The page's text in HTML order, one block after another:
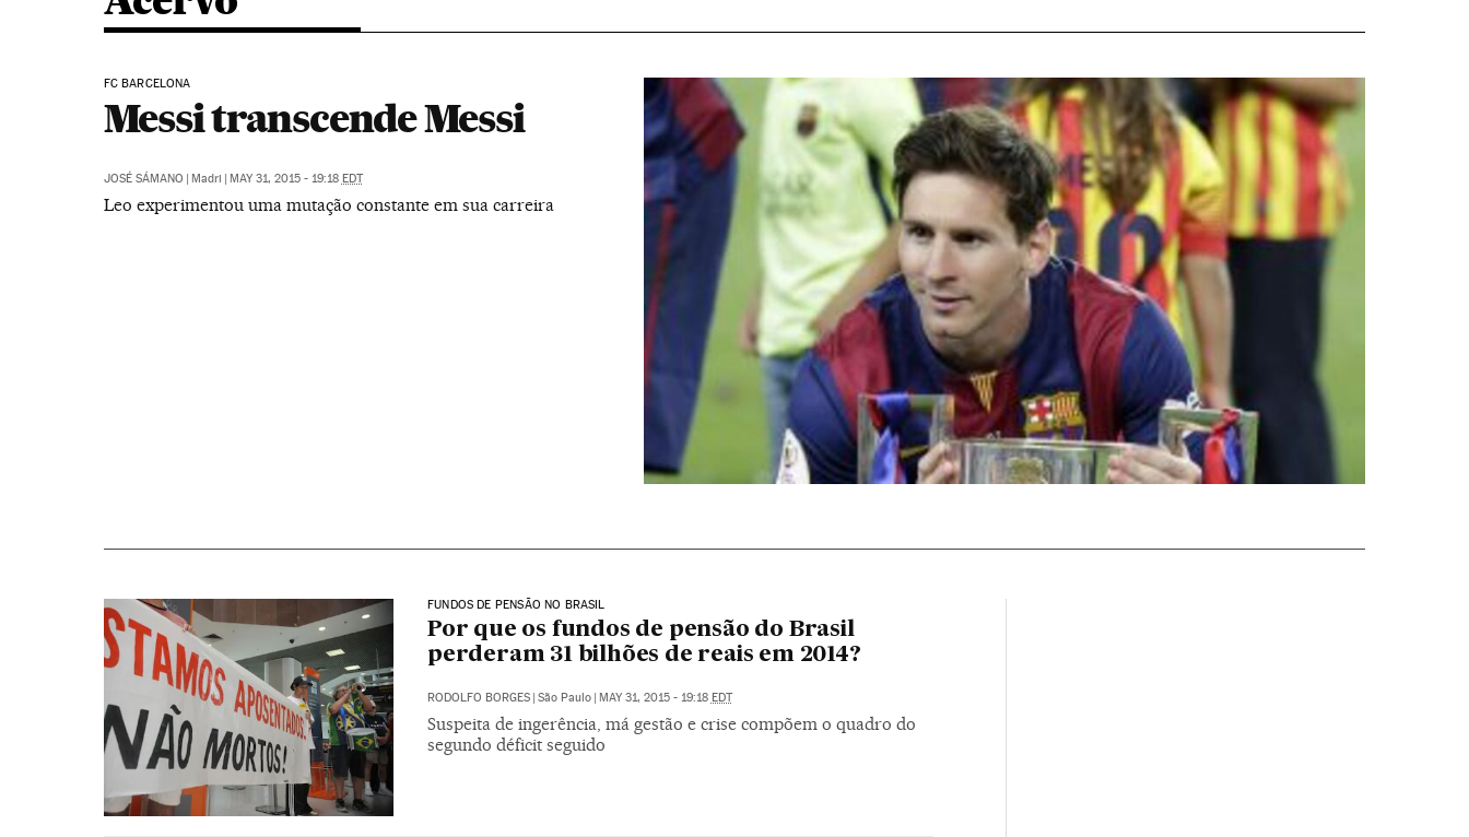
FC BARCELONA
Messi transcende Messi
JOSÉ SÁMANO | Madri | MAY 31, 2015 - 19:18 EDT
Leo experimentou uma mutação constante em sua carreira
FUNDOS DE PENSÃO NO BRASIL
Por que os fundos de pensão do Brasil
perderam 31 bilhões de reais em 2014?
RODOLFO BORGES | São Paulo | MAY 31, 2015 - 19:18 EDT
Suspeita de ingerência, má gestão e crise compõem o quadro do
segundo déficit seguido